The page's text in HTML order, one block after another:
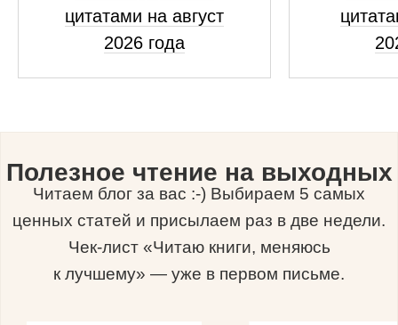
цитатами на август
2026 года
Полезное чтение на выходных
Читаем блог за вас :-) Выбираем 5 самых
ценных статей и присылаем раз в две недели.
Чек-лист «Читаю книги, меняюсь
к лучшему» — уже в первом письме.